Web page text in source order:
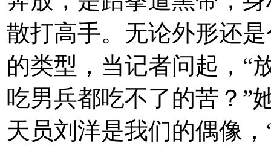
散打高手。无论外形还
的类型，当记者问起，“
吃男兵都吃不了的苦？”
天员刘洋是我们的偶像